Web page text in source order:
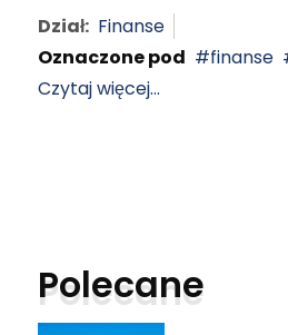
Dział: Finanse
Oznaczone pod
finanse
Czytaj więcej...
Polecane